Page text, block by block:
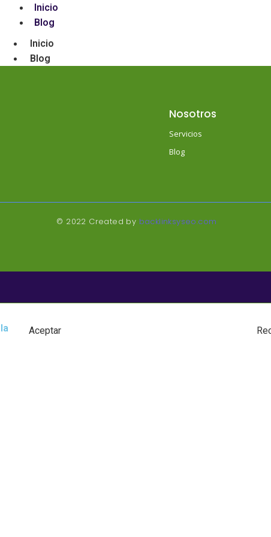
Inicio
Blog
Inicio
Blog
Nosotros
Servicios
Blog
© 2022 Created by backlinksyseo.com
Aceptar